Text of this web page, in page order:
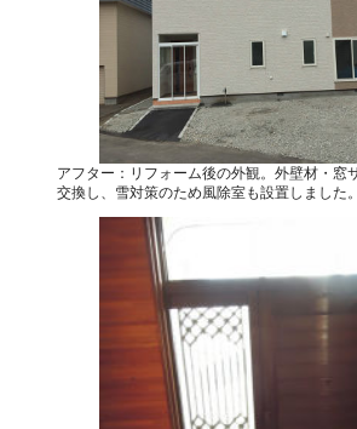
アフター：リフォーム後の外観。外壁材・窓
交換し、雪対策のため風除室も設置しました。